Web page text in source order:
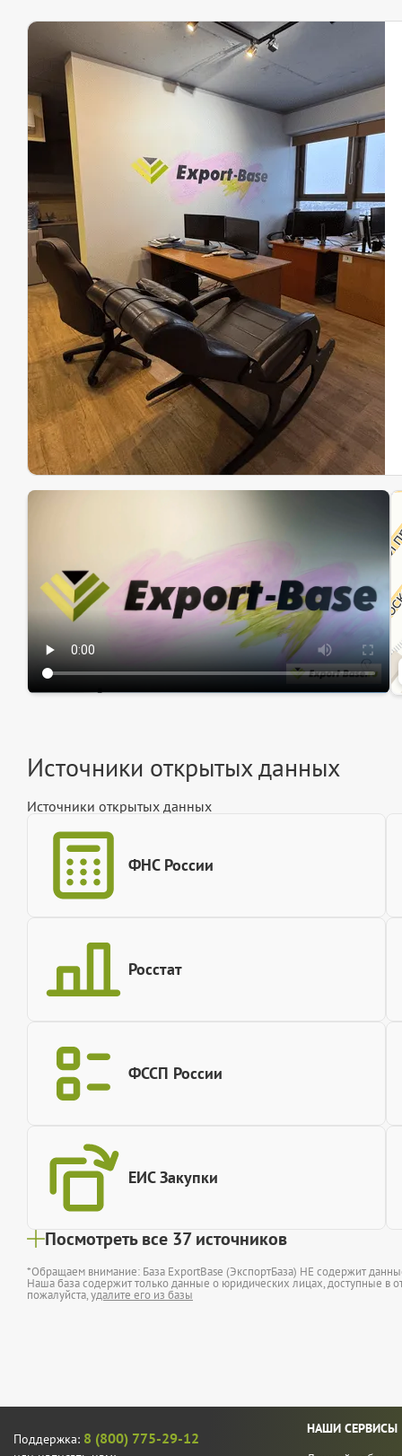
Источники открытых данных
Источники открытых данных
ФНС России
Росстат
ФССП России
ЕИС Закупки
Посмотреть все 37 источников
*Обращаем внимание: База ExportBase (ЭкспортБаза) НЕ содержит
Наша база содержит только данные о юридических лицах, доступные в
пожалуйста,удалите его из базы
Поддержка: 8 (800) 775-29-12
НАШИ СЕРВИСЫ